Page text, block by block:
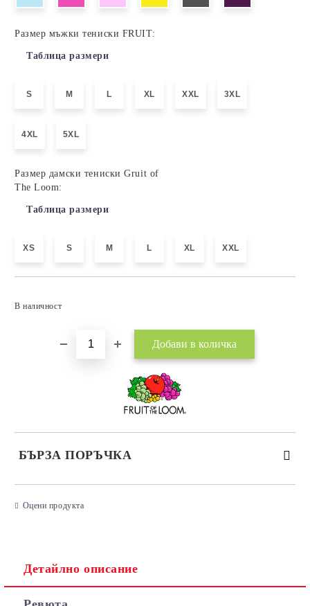
Размер мъжки тениски FRUIT:
Таблица размери
S M L XL XXL 3XL
4XL 5XL
Размер дамски тениски Gruit of
The Loom:
Таблица размери
XS S M L XL XXL
В наличност
БЪРЗА ПОРЪЧКА
Оцени продукта
Детайлно описание